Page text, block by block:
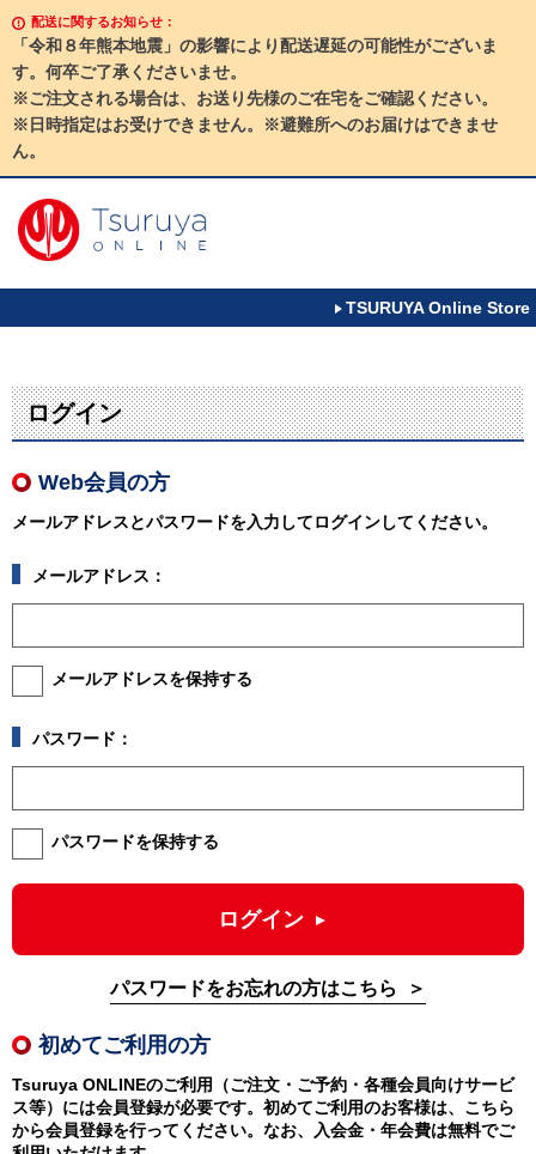
配送に関するお知らせ：
「令和８年熊本地震」の影響により配送遅延の可能性がございま
す。何卒ご了承くださいませ。
※ご注文される場合は、お送り先様のご在宅をご確認ください。
※日時指定はお受けできません。※避難所へのお届けはできませ
ん。
TSURUYA Online Store
ログイン
Web会員の方
メールアドレスとパスワードを入力してログインしてください。
メールアドレス：
メールアドレスを保持する
パスワード：
パスワードを保持する
ログイン
パスワードをお忘れの方はこちら
初めてご利用の方
Tsuruya ONLINEのご利用（ご注文・ご予約・各種会員向けサービ
ス等）には会員登録が必要です。初めてご利用のお客様は、こちら
から会員登録を行ってください。なお、入会金・年会費は無料でご